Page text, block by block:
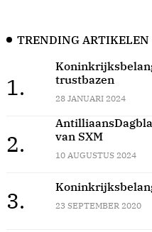
TRENDING ARTIKELEN
1.
trustbazen
28 JANUARI 2024
2.
van SXM
10 AUGUSTUS 2024
3. 23 SEPTEMBER 2020